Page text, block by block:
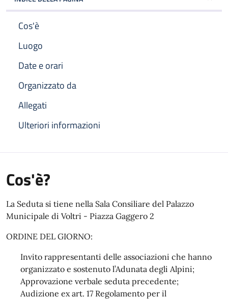
Cos'è
Luogo
Date e orari
Organizzato da
Allegati
Ulteriori informazioni
Cos'è?
La Seduta si tiene nella Sala Consiliare del Palazzo
Municipale di Voltri - Piazza Gaggero 2
ORDINE DEL GIORNO:
Invito rappresentanti delle associazioni che hanno
organizzato e sostenuto l’Adunata degli Alpini;
Approvazione verbale seduta precedente;
Audizione ex art. 17 Regolamento per il